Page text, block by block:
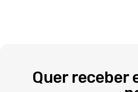
Quer receber